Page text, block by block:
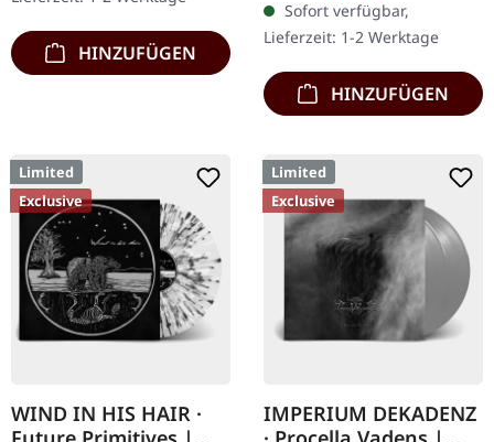
HINZUFÜGEN
schwarzen Splatters im…
Sofort verfügbar,
Lieferzeit: 1-2 Werktage
HINZUFÜGEN
Limited
Exclusive
WIND IN HIS HAIR ·
Limited
Exclusive
IMPERIUM DEKADENZ